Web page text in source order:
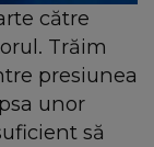
către
Trăim
presiunea
unor
să